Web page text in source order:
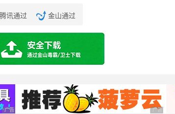
腾讯通过 金山通过
广告 商业广告，理性选择 广告 商业